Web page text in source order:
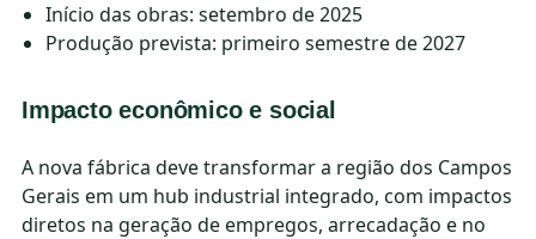
Início das obras: setembro de 2025
Produção prevista: primeiro semestre de 2027
Impacto econômico e social
A nova fábrica deve transformar a região dos Campos
Gerais em um hub industrial integrado, com impactos
diretos na geração de empregos, arrecadação e no